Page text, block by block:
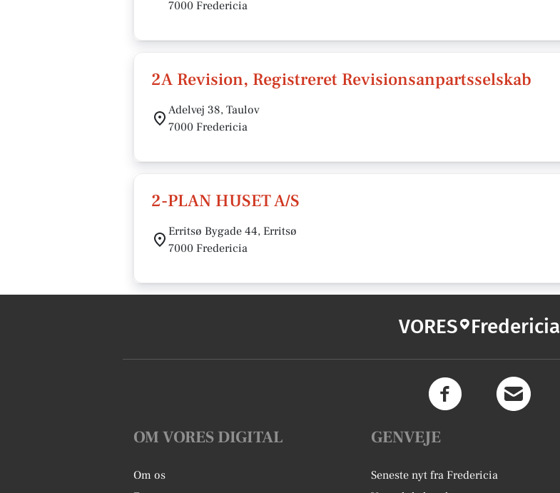
7000 Fredericia
2A Revision, Registreret Revisionsanpartsselskab
Adelvej 38, Taulov
7000 Fredericia
2-PLAN HUSET A/S
Erritsø Bygade 44, Erritsø
7000 Fredericia
VORES Fredericia
OM VORES DIGITAL
Om os
GENVEJE
Seneste nyt fra Fredericia